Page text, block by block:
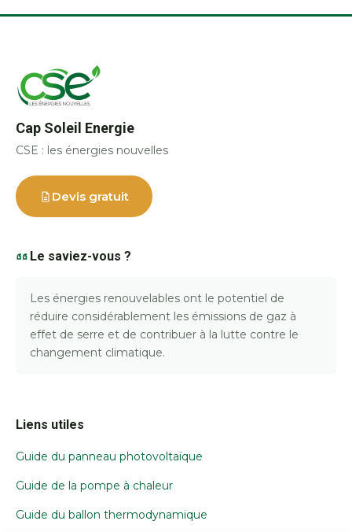
Cap Soleil Energie
CSE : les énergies nouvelles
Devis gratuit
Le saviez-vous ?
Les énergies renouvelables ont le potentiel de
réduire considérablement les émissions de gaz à
effet de serre et de contribuer à la lutte contre le
changement climatique.
Liens utiles
Guide du panneau photovoltaïque
Guide de la pompe à chaleur
Guide du ballon thermodynamique